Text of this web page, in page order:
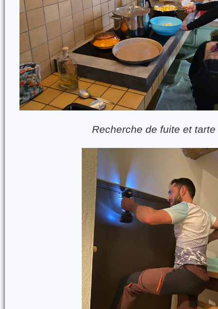
Recherche de fuite et